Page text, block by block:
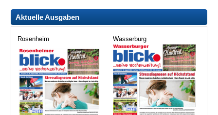
Aktuelle Ausgaben
Rosenheim Wasserburg